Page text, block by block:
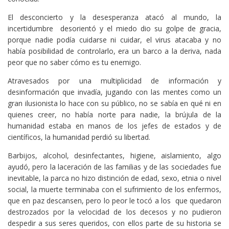
El desconcierto y la desesperanza atacó al mundo, la
incertidumbre desorientó y el miedo dio su golpe de gracia,
porque nadie podía cuidarse ni cuidar, el virus atacaba y no
había posibilidad de controlarlo, era un barco a la deriva, nada
peor que no saber cómo es tu enemigo.
Atravesados por una multiplicidad de información y
desinformación que invadía, jugando con las mentes como un
gran ilusionista lo hace con su público, no se sabía en qué ni en
quienes creer, no había norte para nadie, la brújula de la
humanidad estaba en manos de los jefes de estados y de
científicos, la humanidad perdió su libertad.
Barbijos, alcohol, desinfectantes, higiene, aislamiento, algo
ayudó, pero la laceración de las familias y de las sociedades fue
inevitable, la parca no hizo distinción de edad, sexo, etnia o nivel
social, la muerte terminaba con el sufrimiento de los enfermos,
que en paz descansen, pero lo peor le tocó a los que quedaron
destrozados por la velocidad de los decesos y no pudieron
despedir a sus seres queridos, con ellos parte de su historia se